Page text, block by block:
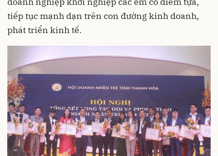
tiếp tục mạnh dạn trên con đường kinh doanh,
phát triển kinh tế.